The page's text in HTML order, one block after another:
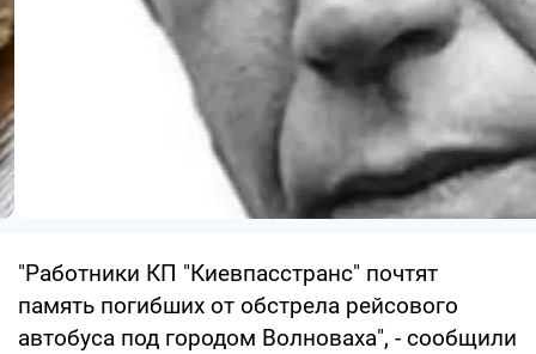
"Работники КП "Киевпасстранс" почтят
память погибших от обстрела рейсового
автобуса под городом Волноваха", - сообщили